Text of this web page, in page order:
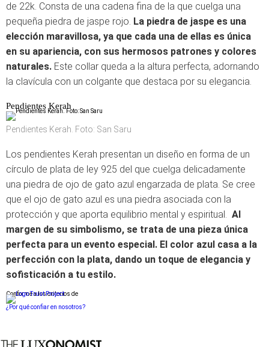
de 22k. Consta de una cadena fina de la que cuelga una
pequeña piedra de jaspe rojo. La piedra de jaspe es una
elección maravillosa, ya que cada una de ellas es única
en su apariencia, con sus hermosos patrones y colores
naturales. Este collar queda a la altura perfecta, adornando
la clavícula con un colgante que destaca por su elegancia.
Pendientes Kerah
Pendientes Kerah. Foto: San Saru
Los pendientes Kerah presentan un diseño en forma de un
círculo de plata de ley 925 del que cuelga delicadamente
una piedra de ojo de gato azul engarzada de plata. Se cree
que el ojo de gato azul es una piedra asociada con la
protección y que aporta equilibrio mental y espiritual. Al
margen de su simbolismo, se trata de una pieza única
perfecta para un evento especial. El color azul casa a la
perfección con la plata, dando un toque de elegancia y
sofisticación a tu estilo.
Conforme a los criterios de
¿Por qué confiar en nosotros?